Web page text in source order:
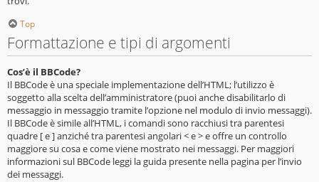
Top
Formattazione e tipi di argomenti
Cos’è il BBCode?
Il BBCode è una speciale implementazione dell’HTML; l’utilizzo è
soggetto alla scelta dell’amministratore (puoi anche disabilitarlo di
messaggio in messaggio tramite l’opzione nel modulo di invio messaggi).
Il BBCode è simile all’HTML, i comandi sono racchiusi tra parentesi
quadre [ e ] anziché tra parentesi angolari < e > e offre un controllo
maggiore su cosa e come viene mostrato nei messaggi. Per maggiori
informazioni sul BBCode leggi la guida presente nella pagina per l’invio
dei messaggi.